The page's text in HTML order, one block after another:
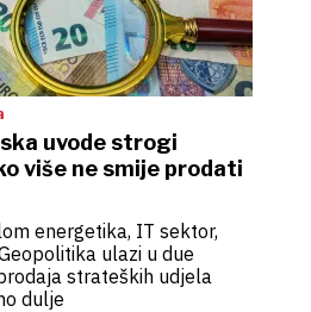
uvode strogi
više ne smije prodati
energetika, IT sektor,
ulazi u due
strateških udjela
dulje